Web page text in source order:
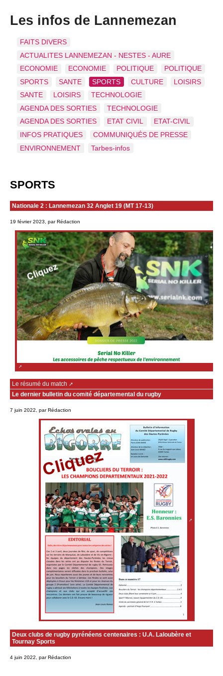
Les infos de Lannemezan
FAITS DIVERS
ACTUALITES LANNEMEZAN - NESTES - AURE
ECONOMIE
ECONOMIE POLITIQUE
POLITIQUE
SPORTS
SANTE SPORTS CULTURE
LOISIRS
SANTE
LOISIRS
TECHNOLOGIE
AGENDA DES SORTIES
TECHNOLOGIE
AGENDA DES SORTIES
ETAT CIVIL
ETAT-CIVIL
INFOS PRATIQUES
COMMUNIQUÉS DE PRESSE
ENVIRONNEMENT
Tarbes-infos
SPORTS
Nationale 2 : Lannemezan 32 Anglet 19 (MT 17-13)
19 février 2023, par Rédaction
Le résumé du match
Le dernier bulletin du comité départemental du rugby
7 juin 2022, par Rédaction
Deux clubs de rugby pyrénéens centenaires : U.A. Laloubère et
Tournay Sports
4 juin 2022, par Rédaction